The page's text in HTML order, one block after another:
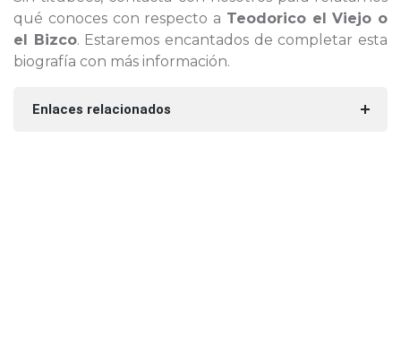
qué conoces con respecto a Teodorico el Viejo o
el Bizco. Estaremos encantados de completar esta
biografía con más información.
Enlaces relacionados